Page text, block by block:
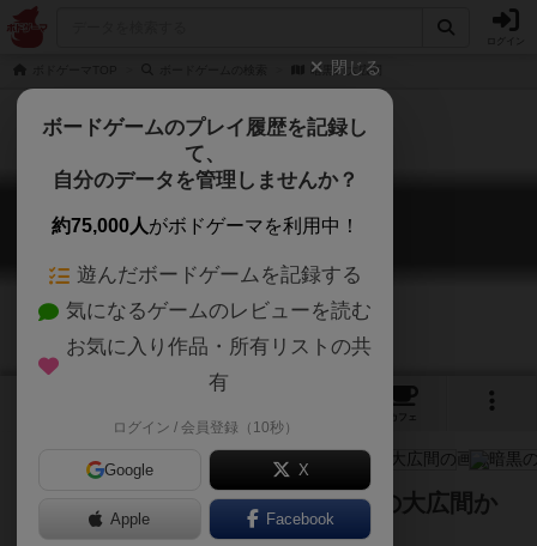
暗黒の大広間
暗黒の大広間
Fearsome Floors
カフェ
怪物フランクルスが徘徊する恐怖の大広間か
ら脱出せよ！
閉じる
ボードゲームのプレイ履歴を記録し
て、
自分のデータを管理しませんか？
約75,000人がボドゲーマを利用中！
遊んだボードゲームを記録する
気になるゲームのレビューを読む
お気に入り作品・所有リストの共
有
ログイン / 会員登録（10秒）
Google X
Apple Facebook